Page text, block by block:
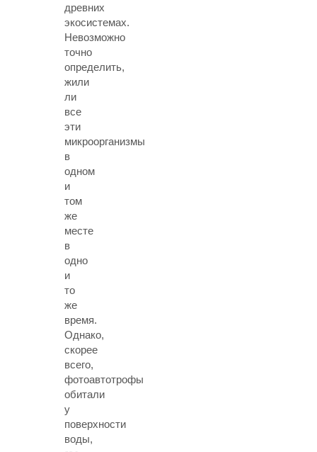
древних
экосистемах.
Невозможно
точно
определить,
жили
ли
все
эти
микроорганизмы
в
одном
и
том
же
месте
в
одно
и
то
же
время.
Однако,
скорее
всего,
фотоавтотрофы
обитали
у
поверхности
воды,